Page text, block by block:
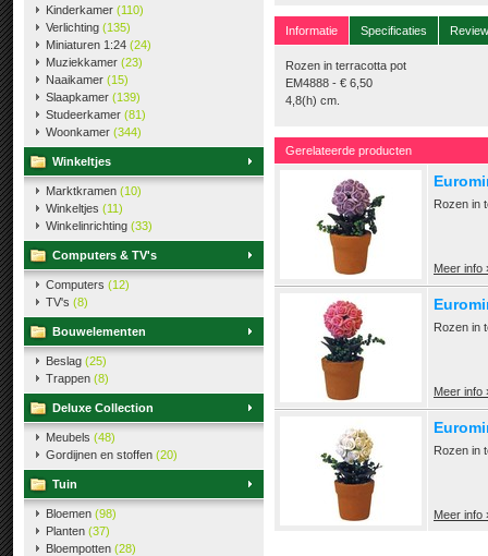
Kinderkamer (110)
Verlichting (135)
Miniaturen 1:24 (24)
Muziekkamer (23)
Naaikamer (15)
Slaapkamer (139)
Studeerkamer (81)
Woonkamer (344)
Winkeltjes
Marktkramen (10)
Winkeltjes (11)
Winkelinrichting (33)
Computers & TV's
Computers (12)
TV's (8)
Bouwelementen
Beslag (25)
Trappen (8)
Deluxe Collection
Meubels (48)
Gordijnen en stoffen (20)
Tuin
Bloemen (98)
Planten (37)
Bloempotten (28)
Informatie Specificaties
Rozen in terracotta pot
EM4888 - € 6,50
4,8(h) cm.
Gerelateerde producten
Rozen in
Meer info
Rozen in
Meer info
Rozen in
Meer info